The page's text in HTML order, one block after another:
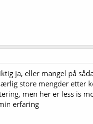
ja, eller mangel på
store mengder etter
men her er less is
erfaring